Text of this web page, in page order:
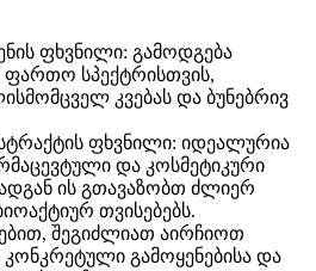
ფხვნილი: გამოდგება
ფართო სპექტრისთვის,
კვებას და ბუნებრივ
ფხვნილი: იდეალურია
და კოსმეტიკური
ის გთავაზობთ ძლიერ
თვისებებს.
შეგიძლიათ აირჩიოთ
კონკრეტული გამოყენებისა და